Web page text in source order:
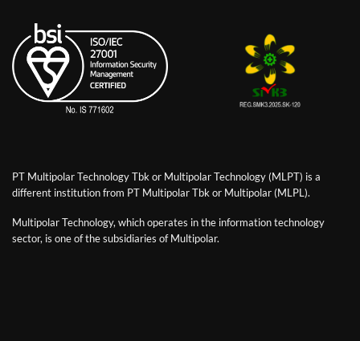
PT Multipolar Technology Tbk or Multipolar Technology (MLPT) is a
different institution from PT Multipolar Tbk or Multipolar (MLPL).
Multipolar Technology, which operates in the information technology
sector, is one of the subsidiaries of Multipolar.